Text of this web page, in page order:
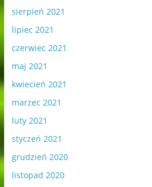
sierpień 2021
lipiec 2021
czerwiec 2021
maj 2021
kwiecień 2021
marzec 2021
luty 2021
styczeń 2021
grudzień 2020
listopad 2020